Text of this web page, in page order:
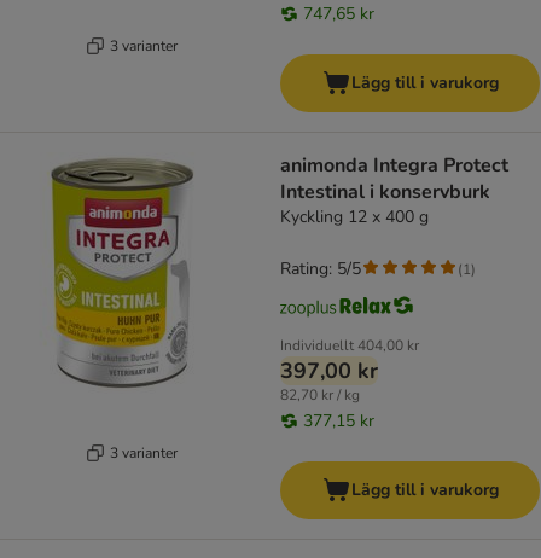
3 varianter
747,65 kr
Lägg till i varukorg
3 varianter
animonda Integra Protect
Intestinal i konservburk
Kyckling 12 x 400 g
Individuellt404,00 kr
397,00 kr
82,70 kr / kg
377,15 kr
Rating: 5/5 (1)
Lägg till i varukorg